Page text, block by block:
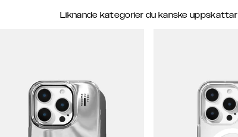
Liknande kategorier du kanske uppskattar